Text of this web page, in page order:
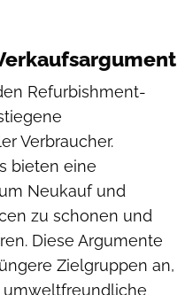
Refurbishment-
Verbraucher.
bieten eine
Neukauf und
zu schonen und
Diese Argumente
Zielgruppen an,